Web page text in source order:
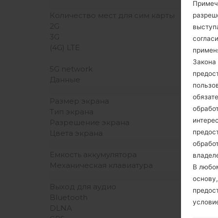
Количество мест для сим карты
2G
3G
(4G) LTE
5G network
Данные
Размер экрана
Тип экрана
Разрешение экрана
Цвета экрана
Емкость аккумулятора
Механическая клавиатура
Выход для аудио
Bluetooth
DLNA
В